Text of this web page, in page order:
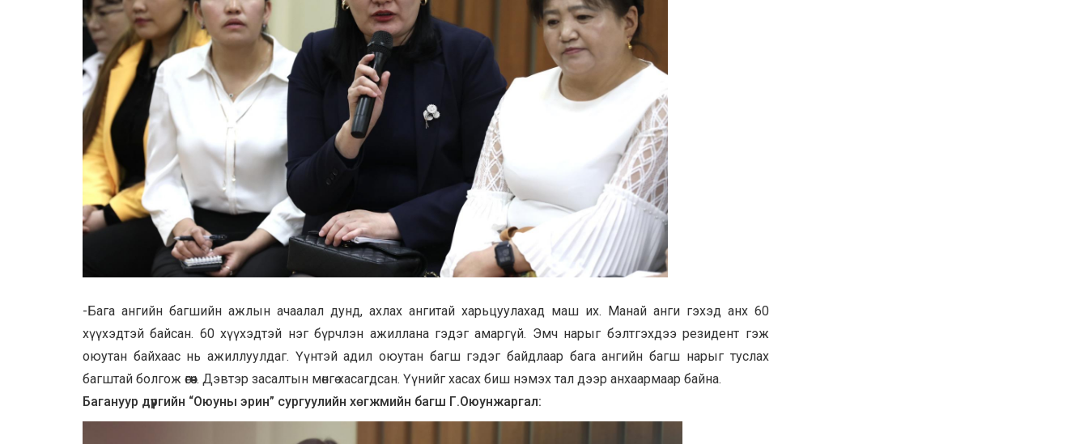
-Бага ангийн багшийн ажлын ачаалал дунд, ахлах ангитай харьцуулахад маш их. Манай анги гэхэд анх 60
хүүхэдтэй байсан. 60 хүүхэдтэй нэг бүрчлэн ажиллана гэдэг амаргүй. Эмч нарыг бэлтгэхдээ резидент гэж
оюутан байхаас нь ажиллуулдаг. Үүнтэй адил оюутан багш гэдэг байдлаар бага ангийн багш нарыг туслах
багштай болгож өгөөч. Дэвтэр засалтын мөнгө хасагдсан. Үүнийг хасах биш нэмэх тал дээр анхаармаар байна.
Багануур дүүргийн “Оюуны эрин” сургуулийн хөгжмийн багш Г.Оюунжаргал: